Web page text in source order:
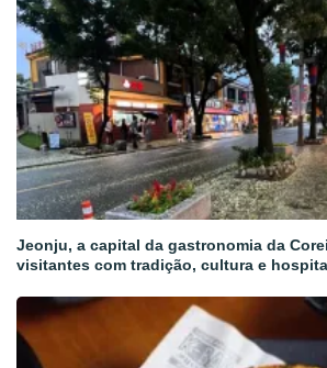
Jeonju, a capital da gastronomia da
visitantes com tradição, cultura e